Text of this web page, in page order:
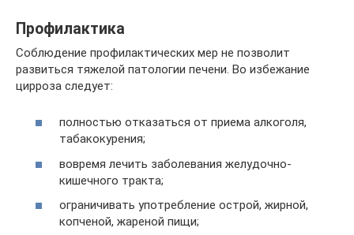
Профилактика
Соблюдение профилактических мер не позволит
развиться тяжелой патологии печени. Во избежание
цирроза следует:
полностью отказаться от приема алкоголя,
табакокурения;
вовремя лечить заболевания желудочно-
кишечного тракта;
ограничивать употребление острой, жирной,
копченой, жареной пищи;